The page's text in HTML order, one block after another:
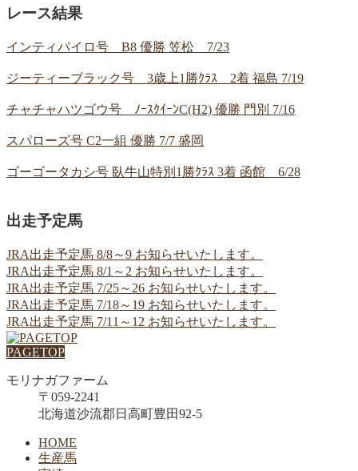
レース結果
インティパイロ号 B8 優勝 笠松 7/23
ジーティーブラック号 3歳上1勝ｸﾗｽ 2着 福島 7/19
チャチャハツゴウ号 ﾉｰｽｸｲｰﾝC(H2) 優勝 門別 7/16
スパローズ号 C2一組 優勝 7/7 盛岡
ゴーゴータカシ号 臥牛山特別1勝ｸﾗｽ 3着 函館 6/28
出走予定馬
JRA出走予定馬 8/8～9 お知らせいたします。
JRA出走予定馬 8/1～2 お知らせいたします。
JRA出走予定馬 7/25～26 お知らせいたします。
JRA出走予定馬 7/18～19 お知らせいたします。
JRA出走予定馬 7/11～12 お知らせいたします。
PAGETOP
モリナガファーム
〒059-2241
北海道沙流郡日高町豊田92-5
HOME
生産馬